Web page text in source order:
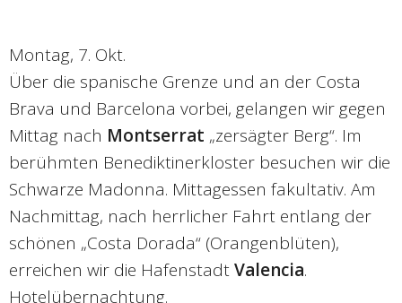
Montag, 7. Okt.
Über die spanische Grenze und an der Costa
Brava und Barcelona vorbei, gelangen wir gegen
Mittag nach Montserrat „zersägter Berg“. Im
berühmten Benediktinerkloster besuchen wir die
Schwarze Madonna. Mittagessen fakultativ. Am
Nachmittag, nach herrlicher Fahrt entlang der
schönen „Costa Dorada“ (Orangenblüten),
erreichen wir die HafenstadtValencia.
Hotelübernachtung.